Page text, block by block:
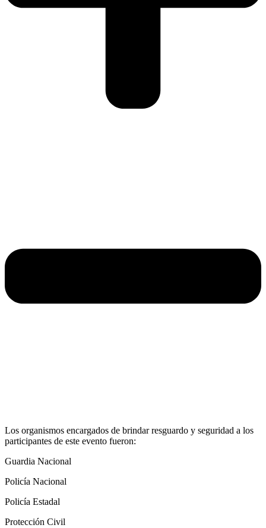
Los organismos encargados de brindar resguardo y seguridad a los
participantes de este evento fueron:
Guardia Nacional
Policía Nacional
Policía Estadal
Protección Civil